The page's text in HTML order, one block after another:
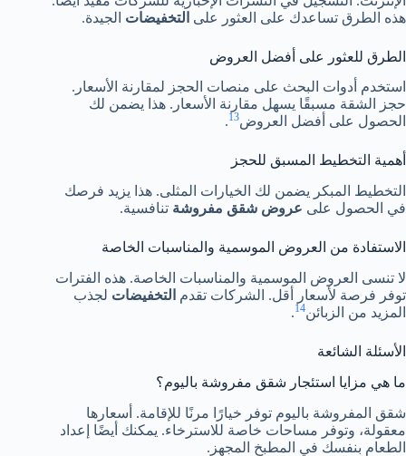
هذه الطرق تساعدك على العثور على التخفيضات الجيدة.
الطرق للعثور على أفضل العروض
استخدم أدوات البحث على منصات الحجز لمقارنة الأسعار.
حجز الشقة مسبقًا يسهل مقارنة الأسعار. هذا يضمن لك
الحصول على أفضل العروض13
.
أهمية التخطيط المسبق للحجز
التخطيط المبكر يضمن لك الخيارات المثلى. هذا يزيد فرصك
في الحصول على عروض شقق مفروشة تنافسية.
الاستفادة من العروض الموسمية والمناسبات الخاصة
لا تنسى العروض الموسمية والمناسبات الخاصة. هذه الفترات
توفر فرصة لأسعار أقل. الشركات تقدم التخفيضات لجذب
المزيد من الزبائن14
.
الأسئلة الشائعة
ما هي مزايا استئجار شقق مفروشة باليوم؟
شقق المفروشة باليوم توفر خيارًا مرنًا للإقامة. أسعارها
معقولة، وتوفر مساحات خاصة للاسترخاء. يمكنك أيضًا إعداد
الطعام بنفسك في المطبخ المجهز.